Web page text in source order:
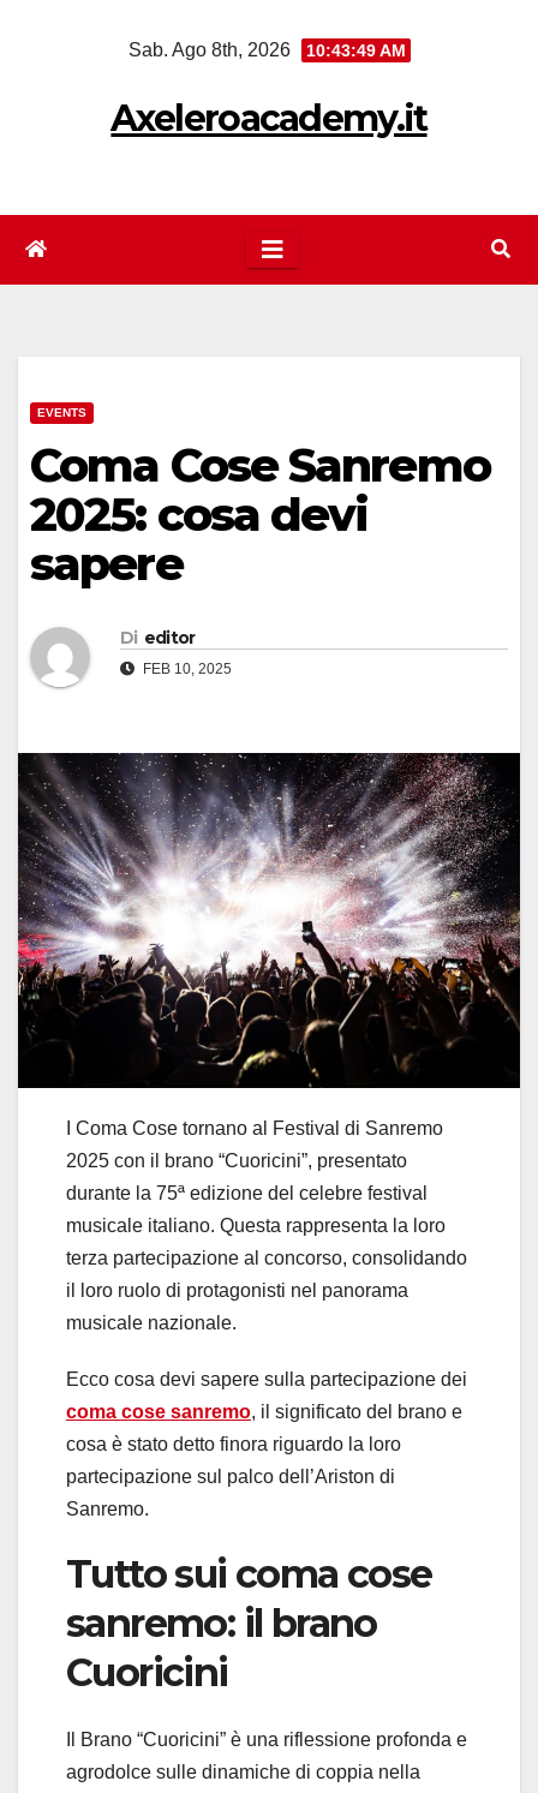
Sab. Ago 8th, 2026 10:43:49 AM
Axeleroacademy.it
EVENTS
Coma Cose Sanremo
2025: cosa devi
sapere
Di editor
FEB 10, 2025
I Coma Cose tornano al Festival di Sanremo
2025 con il brano “Cuoricini”, presentato
durante la 75ª edizione del celebre festival
musicale italiano. Questa rappresenta la loro
terza partecipazione al concorso, consolidando
il loro ruolo di protagonisti nel panorama
musicale nazionale.
Ecco cosa devi sapere sulla partecipazione dei
coma cose sanremo, il significato del brano e
cosa è stato detto finora riguardo la loro
partecipazione sul palco dell’Ariston di
Sanremo.
Tutto sui coma cose
sanremo: il brano
Cuoricini
Il Brano “Cuoricini” è una riflessione profonda e
agrodolce sulle dinamiche di coppia nella